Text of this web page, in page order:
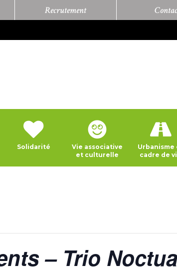
Recrutement
Solidarité
Vie associative
et culturelle
Urbanisme
cadre de
– Trio Noctua